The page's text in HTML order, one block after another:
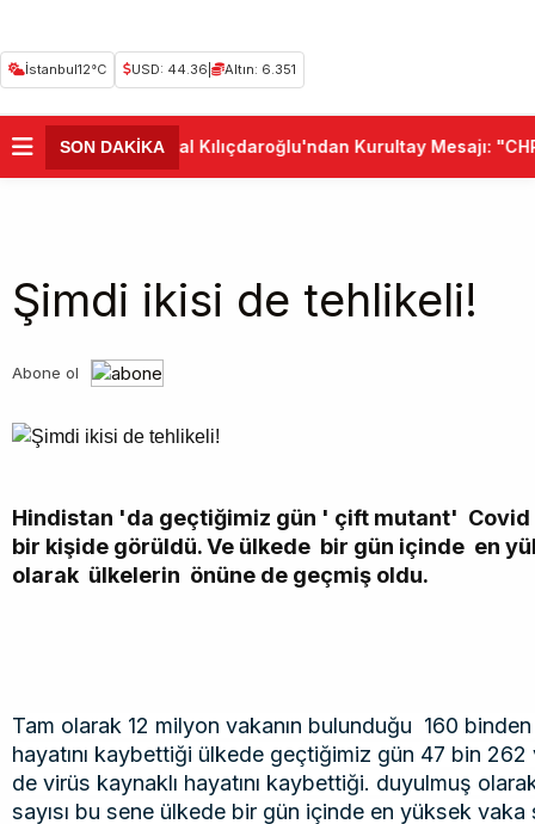
İstanbul12°C USD: 44.36 Altın: 6.351
SON DAKİKA
•Kemal Kılıçdaroğlu'ndan Kurultay Mesajı:
Şimdi ikisi de tehlikeli!
Abone ol
Hindistan 'da geçtiğimiz gün ' çift mutant'
bir kişide görüldü. Ve ülkede bir gün içinde en
olarak ülkelerin önüne de geçmiş oldu.
Tam olarak 12 milyon vakanın bulunduğu 160
hayatını kaybettiği ülkede geçtiğimiz gün 47 bin
de virüs kaynaklı hayatını kaybettiği. duyulmuş
sayısı bu sene ülkede bir gün içinde en yüksek vaka